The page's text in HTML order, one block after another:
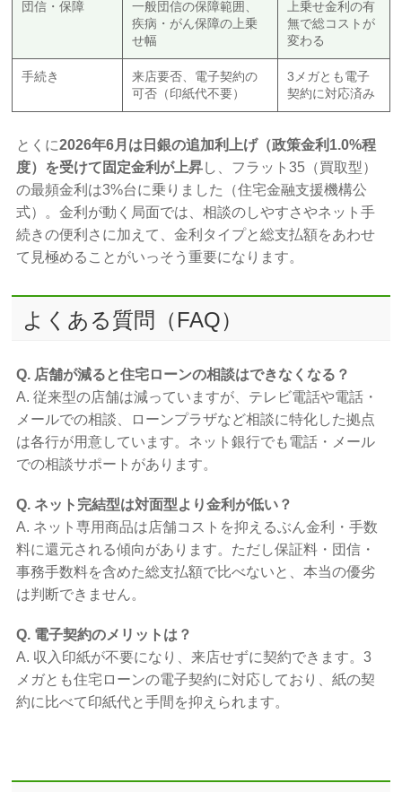
団信・保障
一般団信の保障範囲、
疾病・がん保障の上乗
せ幅
上乗せ金利の有
無で総コストが
変わる
手続き
来店要否、電子契約の
可否（印紙代不要）
3メガとも電子
契約に対応済み
とくに2026年6月は日銀の追加利上げ（政策金利1.0%程
度）を受けて固定金利が上昇し、フラット35（買取型）
の最頻金利は3%台に乗りました（住宅金融支援機構公
式）。金利が動く局面では、相談のしやすさやネット手
続きの便利さに加えて、金利タイプと総支払額をあわせ
て見極めることがいっそう重要になります。
よくある質問（FAQ）
Q. 店舗が減ると住宅ローンの相談はできなくなる？
A. 従来型の店舗は減っていますが、テレビ電話や電話・
メールでの相談、ローンプラザなど相談に特化した拠点
は各行が用意しています。ネット銀行でも電話・メール
での相談サポートがあります。
Q. ネット完結型は対面型より金利が低い？
A. ネット専用商品は店舗コストを抑えるぶん金利・手数
料に還元される傾向があります。ただし保証料・団信・
事務手数料を含めた総支払額で比べないと、本当の優劣
は判断できません。
Q. 電子契約のメリットは？
A. 収入印紙が不要になり、来店せずに契約できます。3
メガとも住宅ローンの電子契約に対応しており、紙の契
約に比べて印紙代と手間を抑えられます。